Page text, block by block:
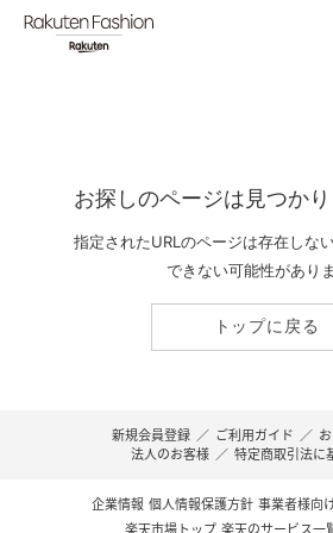
お探しのページは見つか
指定されたURLのページは存在しな
できない可能性がありま
トップに戻る
新規会員登録 ／ ご利用ガイド ／
法人のお客様 ／ 特定商取引法に
企業情報 個人情報保護方針 事業者様向
楽天市場トップ 楽天のサービス一